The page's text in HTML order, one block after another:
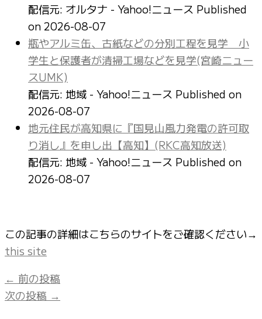
配信元: オルタナ - Yahoo!ニュース Published
on 2026-08-07
瓶やアルミ缶、古紙などの分別工程を見学 小
学生と保護者が清掃工場などを見学(宮崎ニュー
スUMK)
配信元: 地域 - Yahoo!ニュース Published on
2026-08-07
地元住民が高知県に『国見山風力発電の許可取
り消し』を申し出【高知】(RKC高知放送)
配信元: 地域 - Yahoo!ニュース Published on
2026-08-07
この記事の詳細はこちらのサイトをご確認ください→
this site
← 前の投稿
次の投稿 →